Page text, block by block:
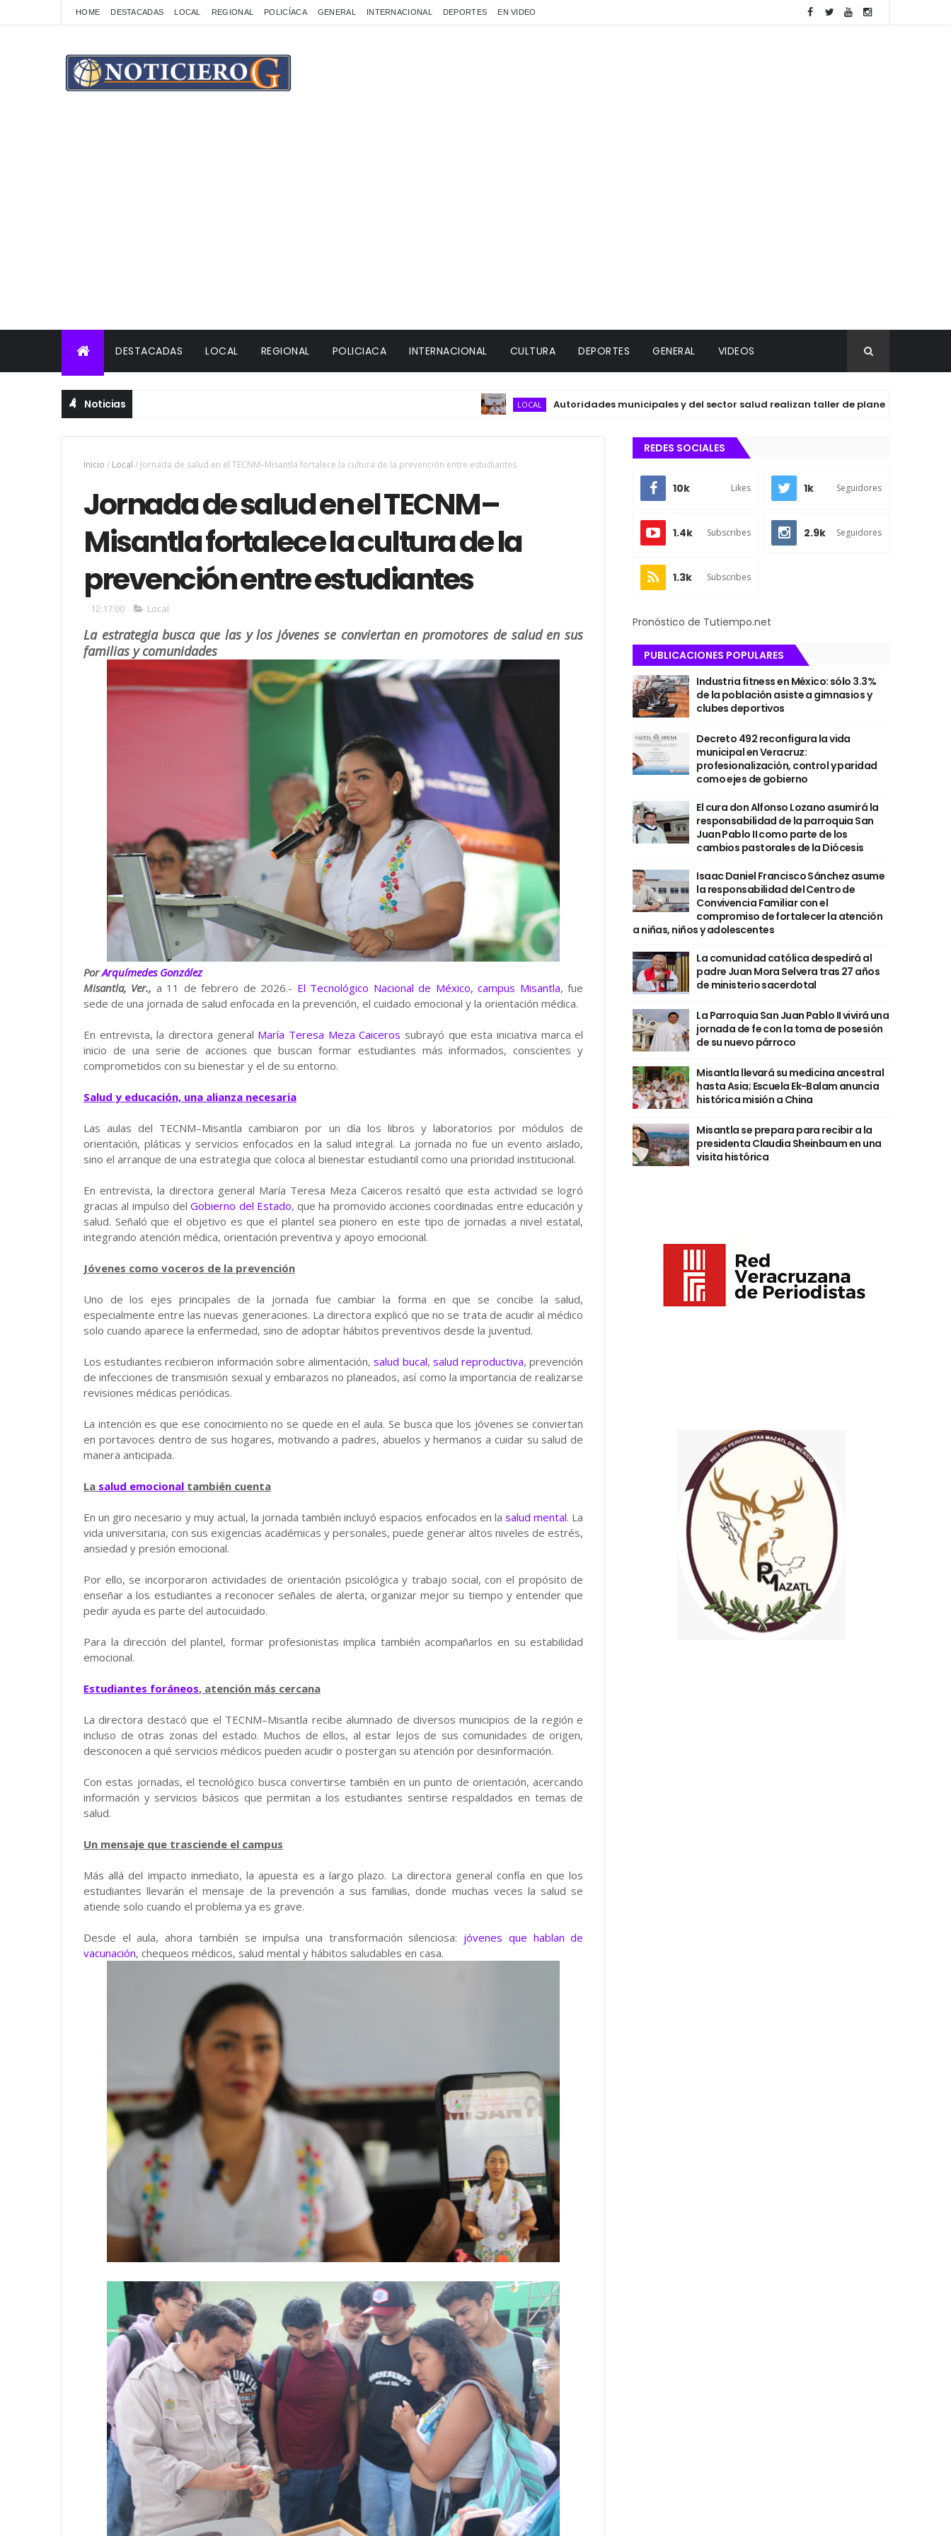
HOME DESTACADAS LOCAL REGIONAL POLICÍACA GENERAL INTERNACIONAL DEPORTES EN VIDEO
DESTACADAS LOCAL REGIONAL POLICIACA INTERNACIONAL CULTURA DEPORTES GENERAL VIDEOS
Noticias LOCAL Autoridades municipales y del sector salud realizan taller de planeación con agentes y
Inicio / Local / Jornada de salud en el TECNM–Misantla fortalece la cultura de la prevención entre estudiantes
Jornada de salud en el TECNM–
Misantla fortalece la cultura de la
prevención entre estudiantes
12:17:00 Local
La estrategia busca que las y los jóvenes se conviertan en promotores de salud en sus
familias y comunidades
PorArquímedes González
Misantla, Ver., a 11 de febrero de 2026.- El Tecnológico Nacional de México, campus Misantla, fue
sede de una jornada de salud enfocada en la prevención, el cuidado emocional y la orientación médica.
En entrevista, la directora general María Teresa Meza Caiceros subrayó que esta iniciativa marca el
inicio de una serie de acciones que buscan formar estudiantes más informados, conscientes y
comprometidos con su bienestar y el de su entorno.
Salud y educación, una alianza necesaria
Las aulas del TECNM–Misantla cambiaron por un día los libros y laboratorios por módulos de
orientación, pláticas y servicios enfocados en la salud integral. La jornada no fue un evento aislado,
sino el arranque de una estrategia que coloca al bienestar estudiantil como una prioridad institucional.
En entrevista, la directora general María Teresa Meza Caiceros resaltó que esta actividad se logró
gracias al impulso delGobierno del Estado, que ha promovido acciones coordinadas entre educación y
salud. Señaló que el objetivo es que el plantel sea pionero en este tipo de jornadas a nivel estatal,
integrando atención médica, orientación preventiva y apoyo emocional.
Jóvenes como voceros de la prevención
Uno de los ejes principales de la jornada fue cambiar la forma en que se concibe la salud,
especialmente entre las nuevas generaciones. La directora explicó que no se trata de acudir al médico
solo cuando aparece la enfermedad, sino de adoptar hábitos preventivos desde la juventud.
Los estudiantes recibieron información sobre alimentación,salud bucal, salud reproductiva, prevención
de infecciones de transmisión sexual y embarazos no planeados, así como la importancia de realizarse
revisiones médicas periódicas.
La intención es que ese conocimiento no se quede en el aula. Se busca que los jóvenes se conviertan
en portavoces dentro de sus hogares, motivando a padres, abuelos y hermanos a cuidar su salud de
manera anticipada.
La salud emocional también cuenta
En un giro necesario y muy actual, la jornada también incluyó espacios enfocados en la salud mental. La
vida universitaria, con sus exigencias académicas y personales, puede generar altos niveles de estrés,
ansiedad y presión emocional.
Por ello, se incorporaron actividades de orientación psicológica y trabajo social, con el propósito de
enseñar a los estudiantes a reconocer señales de alerta, organizar mejor su tiempo y entender que
pedir ayuda es parte del autocuidado.
Para la dirección del plantel, formar profesionistas implica también acompañarlos en su estabilidad
emocional.
Estudiantes foráneos, atención más cercana
La directora destacó que el TECNM–Misantla recibe alumnado de diversos municipios de la región e
incluso de otras zonas del estado. Muchos de ellos, al estar lejos de sus comunidades de origen,
desconocen a qué servicios médicos pueden acudir o postergan su atención por desinformación.
Con estas jornadas, el tecnológico busca convertirse también en un punto de orientación, acercando
información y servicios básicos que permitan a los estudiantes sentirse respaldados en temas de
salud.
Un mensaje que trasciende el campus
Más allá del impacto inmediato, la apuesta es a largo plazo. La directora general confía en que los
estudiantes llevarán el mensaje de la prevención a sus familias, donde muchas veces la salud se
atiende solo cuando el problema ya es grave.
Desde el aula, ahora también se impulsa una transformación silenciosa: jóvenes que hablan de
vacunación, chequeos médicos, salud mental y hábitos saludables en casa.
REDES SOCIALES
10k Likes 1k Seguidores
1.4k Subscribes 2.9k Seguidores
1.3k Subscribes
Pronóstico de Tutiempo.net
PUBLICACIONES POPULARES
Industria fitness en México: sólo 3.3%
de la población asiste a gimnasios y
clubes deportivos
Decreto 492 reconfigura la vida
municipal en Veracruz:
profesionalización, control y paridad
como ejes de gobierno
El cura don Alfonso Lozano asumirá la
responsabilidad de la parroquia San
Juan Pablo II como parte de los
cambios pastorales de la Diócesis
Isaac Daniel Francisco Sánchez asume
la responsabilidad del Centro de
Convivencia Familiar con el
compromiso de fortalecer la atención
a niñas, niños y adolescentes
La comunidad católica despedirá al
padre Juan Mora Selvera tras 27 años
de ministerio sacerdotal
La Parroquia San Juan Pablo II vivirá una
jornada de fe con la toma de posesión
de su nuevo párroco
Misantla llevará su medicina ancestral
hasta Asia; Escuela Ek-Balam anuncia
histórica misión a China
Misantla se prepara para recibir a la
presidenta Claudia Sheinbaum en una
visita histórica